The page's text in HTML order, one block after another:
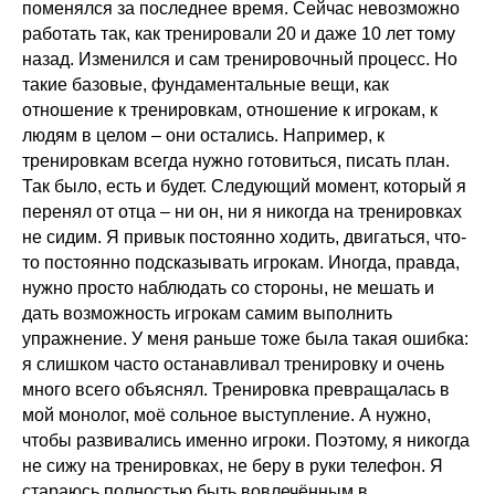
поменялся за последнее время. Сейчас невозможно
работать так, как тренировали 20 и даже 10 лет тому
назад. Изменился и сам тренировочный процесс. Но
такие базовые, фундаментальные вещи, как
отношение к тренировкам, отношение к игрокам, к
людям в целом – они остались. Например, к
тренировкам всегда нужно готовиться, писать план.
Так было, есть и будет. Следующий момент, который я
перенял от отца – ни он, ни я никогда на тренировках
не сидим. Я привык постоянно ходить, двигаться, что-
то постоянно подсказывать игрокам. Иногда, правда,
нужно просто наблюдать со стороны, не мешать и
дать возможность игрокам самим выполнить
упражнение. У меня раньше тоже была такая ошибка:
я слишком часто останавливал тренировку и очень
много всего объяснял. Тренировка превращалась в
мой монолог, моё сольное выступление. А нужно,
чтобы развивались именно игроки. Поэтому, я никогда
не сижу на тренировках, не беру в руки телефон. Я